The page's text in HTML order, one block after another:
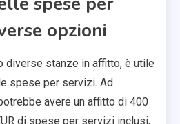
opzioni
diverse stanze in affitto, è utile
spese per servizi. Ad
avere un affitto di 400
di spese per servizi inclusi,